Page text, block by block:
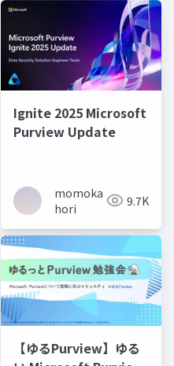
Ignite 2025 Microsoft
Purview Update
momoka
hori
9.7K
【ゆるPurview】ゆる